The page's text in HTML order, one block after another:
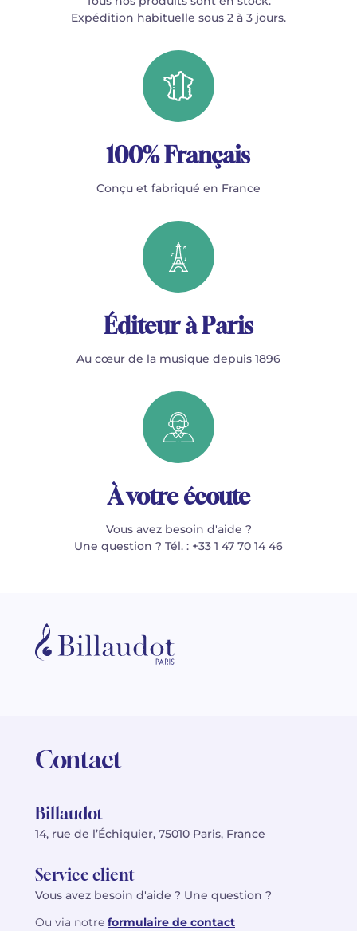
Expédition habituelle sous 2 à 3 jours.
100% Français
Conçu et fabriqué en France
Éditeur à Paris
Au cœur de la musique depuis 1896
À votre écoute
Vous avez besoin d'aide ?
Une question ? Tél. : +33 1 47 70 14 46
Contact
Billaudot
14, rue de l’Échiquier, 75010 Paris, France
Service client
Vous avez besoin d'aide ? Une question ?
Ou via notre formulaire de contact